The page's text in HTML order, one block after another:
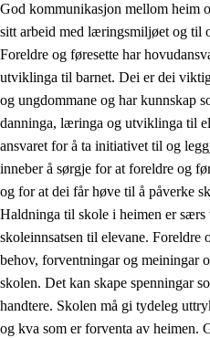
3. Prinsipp for praksisen i
Eit inkluderande
3.2 Undervisning og
3.3 Samarbeid mellom heim
3.4 Opplæring i lærebedrift
Profesjonsfellesskap og
God kommunikasjon mellom heim
sitt arbeid med læringsmiljøet og til
Foreldre og føresette har
utviklinga til barnet. Dei er dei
og ungdommane og har kunnskap
danninga, læringa og utviklinga til
ansvaret for å ta initiativet til og
inneber å sørgje for at foreldre og
og for at dei får høve til å påverke
Haldninga til skole i heimen er
skoleinnsatsen til elevane. Foreldre
behov, forventningar og meiningar
skolen. Det kan skape spenningar
handtere. Skolen må gi tydeleg
og kva som er forventa av heimen.